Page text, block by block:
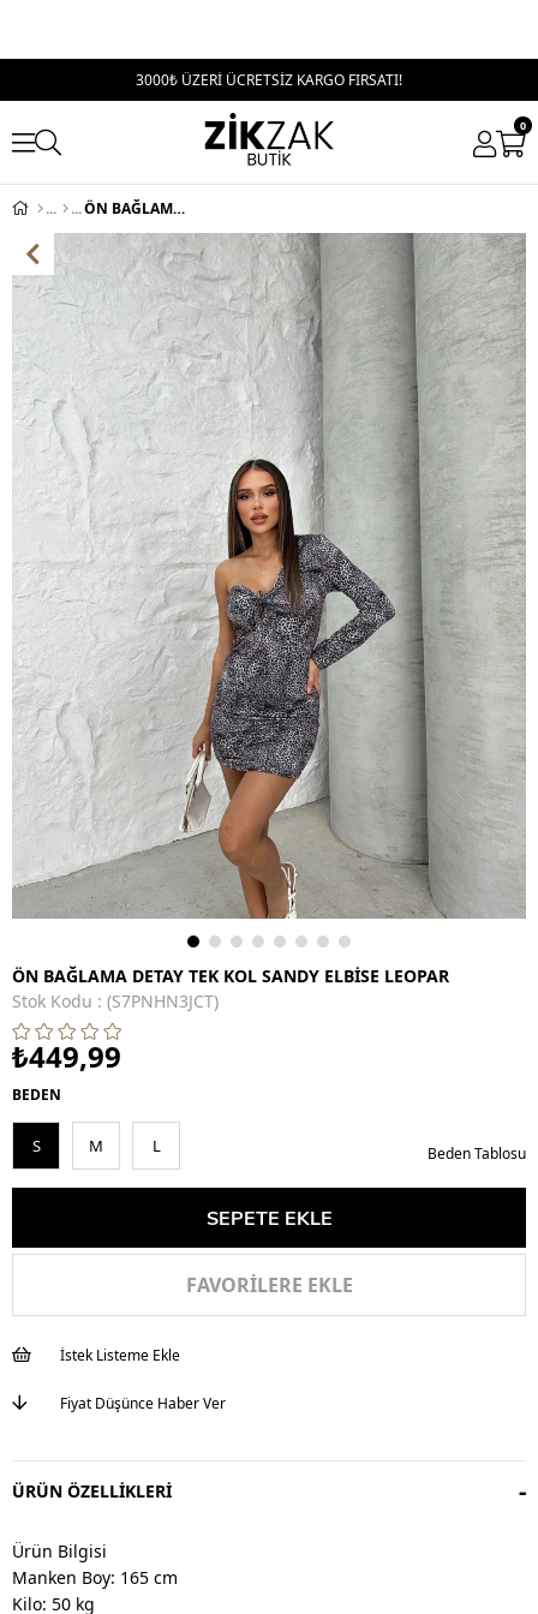
3000₺ ÜZERİ ÜCRETSİZ KARGO FIRSATI!
0
ÖN BAĞLAMA DETAY TEK KOL SANDY ELBİSE LEOPAR
ÖN BAĞLAMA DETAY TEK KOL SANDY ELBİSE LEOPAR
Stok Kodu
(S7PNHN3JCT)
₺449,99
BEDEN
S M L Beden Tablosu
FAVORILERE EKLE
İstek Listeme Ekle
Fiyat Düşünce Haber Ver
ÜRÜN ÖZELLIKLERI
Ürün Bilgisi
Manken Boy: 165 cm
Kilo: 50 kg